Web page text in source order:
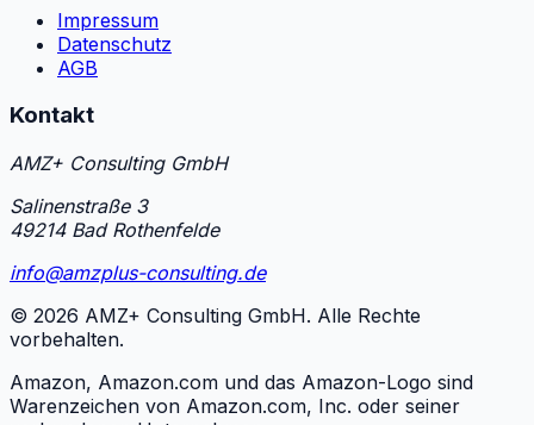
Impressum
Datenschutz
AGB
Kontakt
AMZ+ Consulting GmbH
Salinenstraße 3
49214 Bad Rothenfelde
info@amzplus-consulting.de
© 2026 AMZ+ Consulting GmbH. Alle Rechte
vorbehalten.
Amazon, Amazon.com und das Amazon-Logo sind
Warenzeichen von Amazon.com, Inc. oder seiner